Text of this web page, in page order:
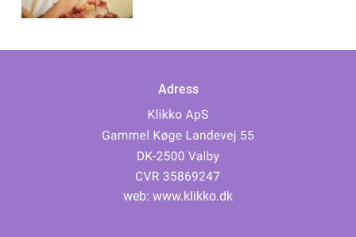
Adress
web: www.klikko.dk